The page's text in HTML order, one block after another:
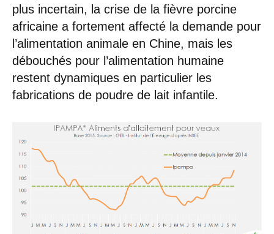
plus incertain, la crise de la fièvre porcine
africaine a fortement affecté la demande pour
l’alimentation animale en Chine, mais les
débouchés pour l’alimentation humaine
restent dynamiques en particulier les
fabrications de poudre de lait infantile.